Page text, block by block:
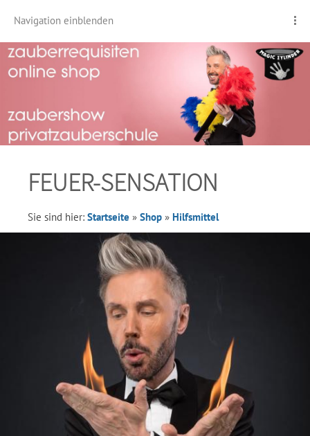
Navigation einblenden
FEUER-SENSATION
Sie sind hier: Startseite » Shop » Hilfsmittel